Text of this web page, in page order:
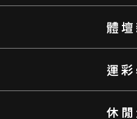
體
運
休